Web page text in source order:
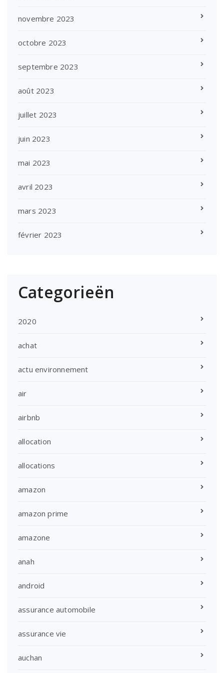
novembre 2023
octobre 2023
septembre 2023
août 2023
juillet 2023
juin 2023
mai 2023
avril 2023
mars 2023
février 2023
Categorieën
2020
achat
actu environnement
air
airbnb
allocation
allocations
amazon
amazon prime
amazone
anah
android
assurance automobile
assurance vie
auchan